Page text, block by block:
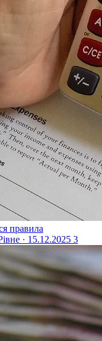
правила
· 15.12.2025 3